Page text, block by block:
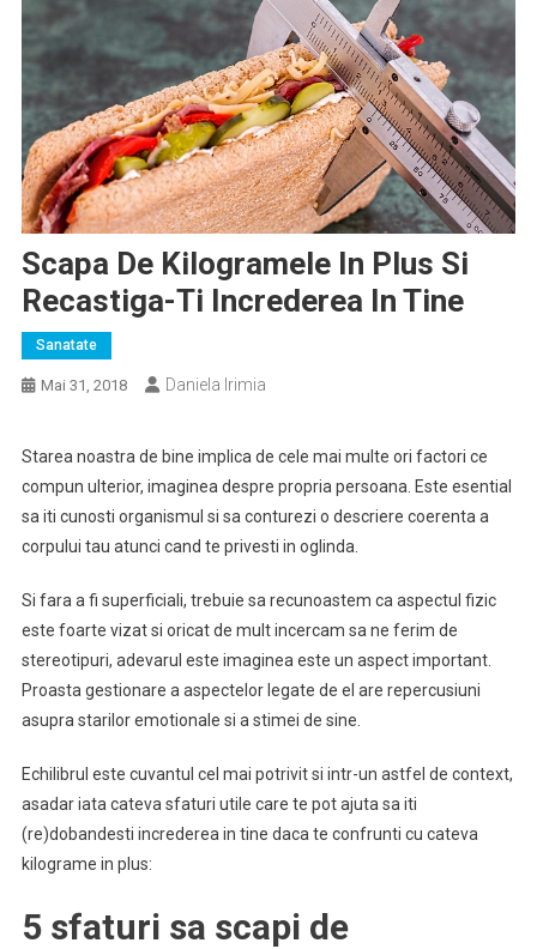
Scapa De Kilogramele In Plus Si
Recastiga-Ti Increderea In Tine
Sanatate
Mai 31, 2018 Daniela Irimia
Starea noastra de bine implica de cele mai multe ori factori ce
compun ulterior, imaginea despre propria persoana. Este esential
sa iti cunosti organismul si sa conturezi o descriere coerenta a
corpului tau atunci cand te privesti in oglinda.
Si fara a fi superficiali, trebuie sa recunoastem ca aspectul fizic
este foarte vizat si oricat de mult incercam sa ne ferim de
stereotipuri, adevarul este imaginea este un aspect important.
Proasta gestionare a aspectelor legate de el are repercusiuni
asupra starilor emotionale si a stimei de sine.
Echilibrul este cuvantul cel mai potrivit si intr-un astfel de context,
asadar iata cateva sfaturi utile care te pot ajuta sa iti
(re)dobandesti increderea in tine daca te confrunti cu cateva
kilograme in plus:
5 sfaturi sa scapi de